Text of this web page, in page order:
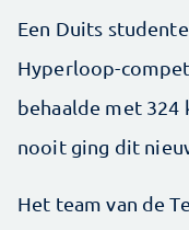
Een Duits
Hyperloop-
behaalde met 324
nooit ging dit
Het team van de